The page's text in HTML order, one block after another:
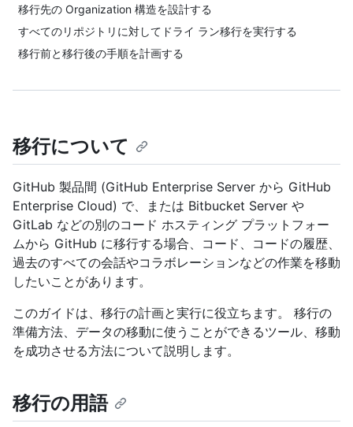
移行先の Organization 構造を設計する
すべてのリポジトリに対してドライ ラン移行を実行する
移行前と移行後の手順を計画する
移行について
GitHub 製品間 (GitHub Enterprise Server から GitHub
Enterprise Cloud) で、または Bitbucket Server や
GitLab などの別のコード ホスティング プラットフォー
ムから GitHub に移行する場合、コード、コードの履歴、
過去のすべての会話やコラボレーションなどの作業を移動
したいことがあります。
このガイドは、移行の計画と実行に役立ちます。 移行の
準備方法、データの移動に使うことができるツール、移動
を成功させる方法について説明します。
移行の用語